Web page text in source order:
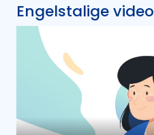
Engelstalige video